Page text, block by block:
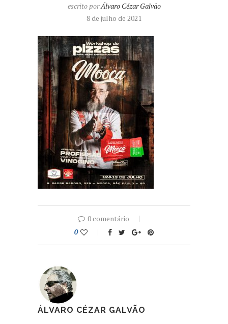
escrito porÁlvaro Cézar Galvão
8 de julho de 2021
0 comentário
0
ÁLVARO CÉZAR GALVÃO